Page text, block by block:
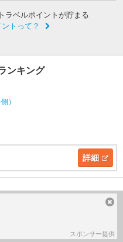
ラベルポイントが貯まる
トって？
ンキング
）
詳細
）
スポンサー提供